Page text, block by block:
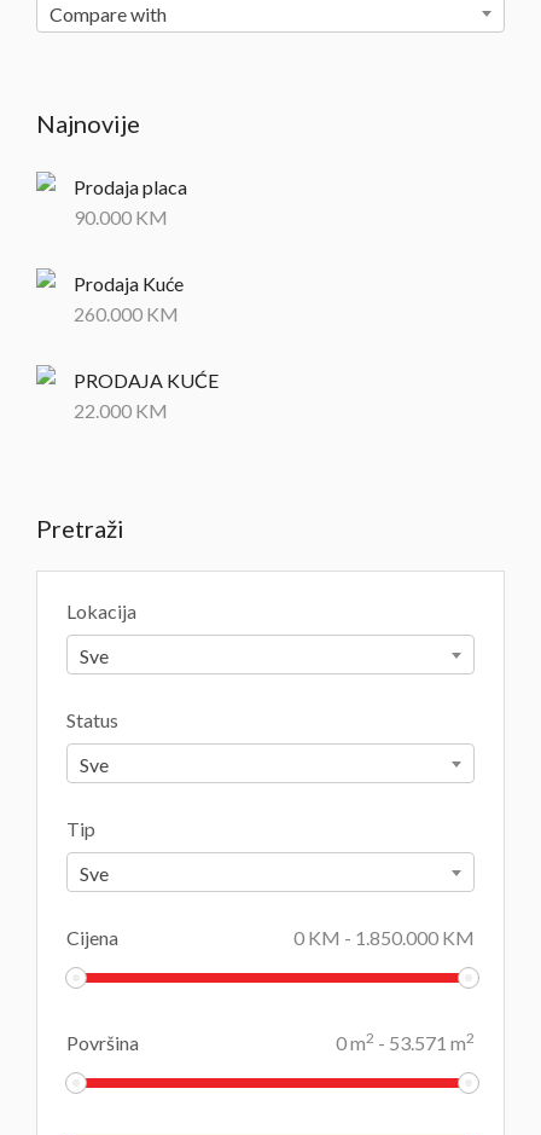
Compare with
Najnovije
Prodaja placa
90.000 KM
Prodaja Kuće
260.000 KM
PRODAJA KUĆE
22.000 KM
Pretraži
Lokacija
Sve
Status
Sve
Tip
Sve
Cijena 0 KM - 1.850.000 KM
Površina 0m2 - 53.571 m2